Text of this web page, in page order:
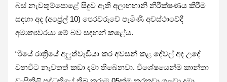
බස් නැවතුම්පොළේ සිදුව ඇති අලාභහානි නිරීක්ෂණය කිරීම
සඳහා අද (අප්‍රේල් 10) පෙරවරුවේ පැමිණි අවස්ථාවේදී
අමාත්‍යවරයා මේ බව සඳහන් කළේය.
“ඊයේ රාත්‍රියේ අලුත්වැඩියා කර අවසන් කළ දේවල් අද උදේ
වනවිට නැවතත් කඩා දමා තිබෙනවා. විශේෂයෙන්ම කාන්තා